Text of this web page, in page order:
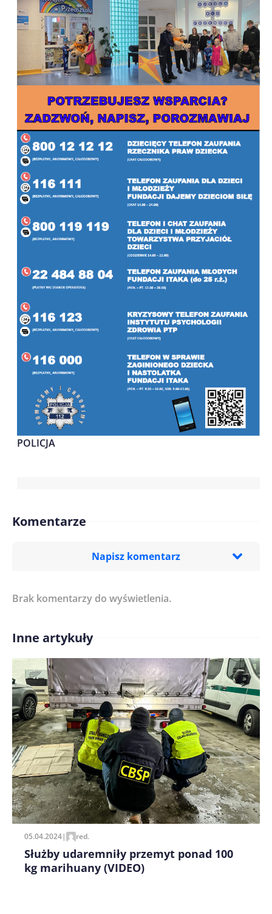
POLICJA
Komentarze
Napisz komentarz
Treść komentarza*
Imię/ Nick*
Zapamiętaj moje dane w tej przeglądarce podczas
pisania kolejnych komentarzy.
Brak komentarzy do wyświetlenia.
Inne artykuły
05.04.2024| red.
Służby udaremniły przemyt ponad 100
kg marihuany (VIDEO)